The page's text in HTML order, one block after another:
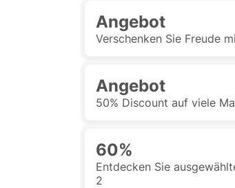
Angebot
Verschenken Sie Freude
Angebot
50% Discount auf viele
60%
Entdecken Sie
2